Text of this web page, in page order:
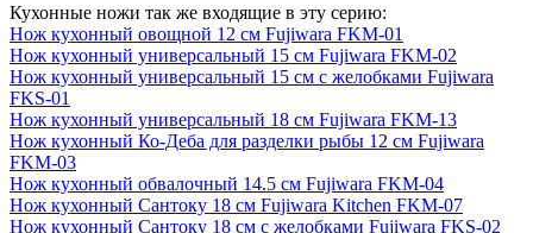
Кухонные ножи так же входящие в эту серию:
Нож кухонный овощной 12 см Fujiwara FKM-01
Нож кухонный универсальный 15 см Fujiwara FKM-02
Нож кухонный универсальный 15 см с желобками Fujiwara
FKS-01
Нож кухонный универсальный 18 см Fujiwara FKM-13
Нож кухонный Ко-Деба для разделки рыбы 12 cм Fujiwara
FKM-03
Нож кухонный обвалочный 14.5 см Fujiwara FKM-04
Нож кухонный Сантоку 18 см Fujiwara Kitchen FKM-07
Нож кухонный Сантоку 18 см с желобками Fujiwara FKS-02